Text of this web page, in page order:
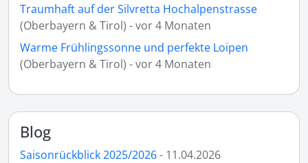
Traumhaft auf der Silvretta Hochalpenstrasse
(Oberbayern & Tirol) - vor 4 Monaten
Warme Frühlingssonne und perfekte Loipen
(Oberbayern & Tirol) - vor 4 Monaten
Blog
Saisonrückblick 2025/2026- 11.04.2026